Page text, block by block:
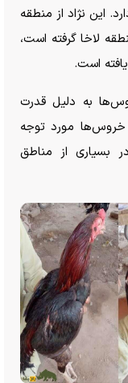
این نژاد از منطقه
لاخا گرفته است،
است.
به دلیل قدرت
مورد توجه
بسیاری از مناطق